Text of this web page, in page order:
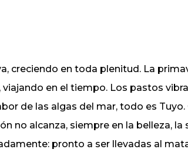
creciendo en toda plenitud. La
en el tiempo. Los pastos
de las algas del mar, todo es Tuyo.
no alcanza, siempre en la belleza, la
pronto a ser llevadas al